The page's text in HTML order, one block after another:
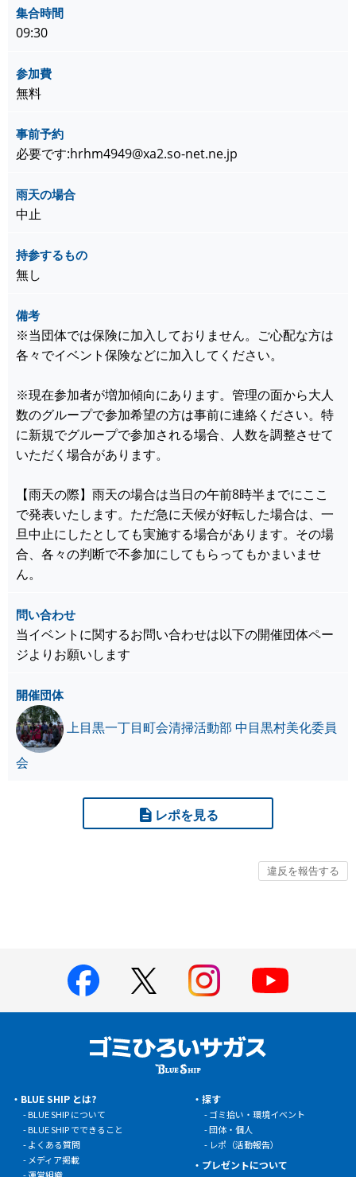
集合時間
09:30
参加費
無料
事前予約
必要です:hrhm4949@xa2.so-net.ne.jp
雨天の場合
中止
持参するもの
無し
備考
※当団体では保険に加入しておりません。ご心配な方は
各々でイベント保険などに加入してください。
※現在参加者が増加傾向にあります。管理の面から大人
数のグループで参加希望の方は事前に連絡ください。特
に新規でグループで参加される場合、人数を調整させて
いただく場合があります。
【雨天の際】雨天の場合は当日の午前8時半までにここ
で発表いたします。ただ急に天候が好転した場合は、一
旦中止にしたとしても実施する場合があります。その場
合、各々の判断で不参加にしてもらってもかまいませ
ん。
問い合わせ
当イベントに関するお問い合わせは以下の開催団体ペー
ジよりお願いします
開催団体
上目黒一丁目町会清掃活動部 中目黒村美化委員
会
レポを見る
BLUE SHIP とは?
BLUE SHIP について
BLUE SHIP でできること
よくある質問
メディア掲載
運営組織
探す
ゴミ拾い・環境イベント
団体・個人
レポ（活動報告）
プレゼントについて